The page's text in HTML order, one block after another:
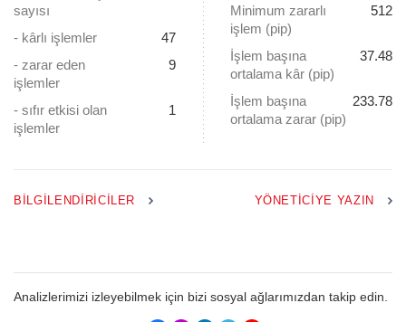
sayısı
- kârlı işlemler
47
- zarar eden
işlemler
9
- sıfır etkisi olan
işlemler
1
Minimum zararlı
işlem (pip)
512
İşlem başına
ortalama kâr (pip)
37.48
İşlem başına
ortalama zarar (pip)
233.78
BILGILENDIRICILER YÖNETICIYE YAZIN
Analizlerimizi izleyebilmek için bizi sosyal ağlarımızdan takip edin.